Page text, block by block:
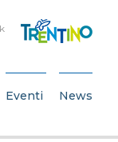
Eventi News